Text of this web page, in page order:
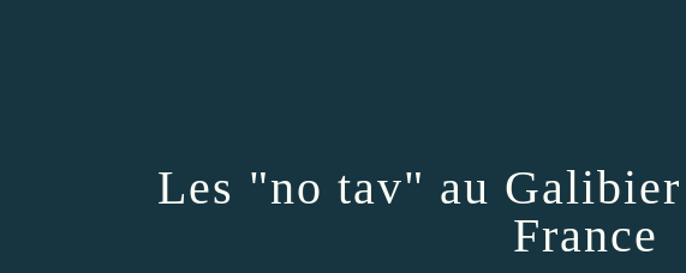
Les "no tav" au
France